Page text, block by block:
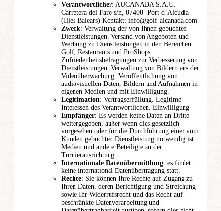
Verantwortlicher: AUCANADA S.A.U.
Carretera del Faro s/n, 07400- Port d’Alcúdia
(Illes Balears) Kontakt: info@golf-alcanada.com
Zweck: Verwaltung der von Ihnen gebuchten
Dienstleistungen. Versand von Angeboten und
Werbung zu Dienstleistungen in den Bereichen
Golf, Restaurants und ProShops.
Zufriedenheitsbefragungen zur Verbesserung von
Dienstleistungen. Verwaltung von Bildern aus der
Videoüberwachung. Veröffentlichung von
audiovisuellen Daten, Bildern und Aufnahmen in
eigenen Medien und mit Einwilligung.
Legitimation: Vertragserfüllung. Legitime
Interessen des Verantwortlichen. Einwilligung
Empfänger: Es werden keine Daten an Dritte
weitergegeben, außer wenn dies gesetzlich
vorgesehen oder für die Durchführung einer vom
Kunden gebuchten Dienstleistung notwendig ist.
Medien und andere Beteiligte an der
Turnierausrichtung.
Internationale Datenübermittlung: es findet
keine international Datenübertragung statt.
Rechte: Sie können Ihre Rechte auf Zugang zu
Ihren Daten, deren Berichtigung und Streichung
sowie Ihr Widerrufsrecht und das Recht auf
beschränkte Datenverarbeitung und